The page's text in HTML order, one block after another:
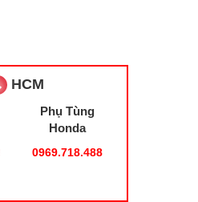
HCM
Phụ Tùng
Honda
0969.718.488